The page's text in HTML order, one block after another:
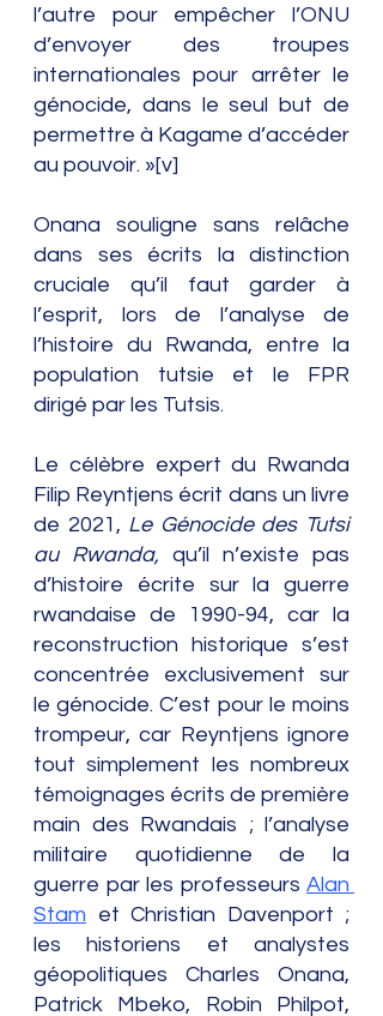
l’autre pour empêcher l’ONU
d’envoyer des troupes
internationales pour arrêter le
génocide, dans le seul but de
permettre à Kagame d’accéder
au pouvoir. »[v]
Onana souligne sans relâche
dans ses écrits la distinction
cruciale qu’il faut garder à
l’esprit, lors de l’analyse de
l’histoire du Rwanda, entre la
population tutsie et le FPR
dirigé par les Tutsis.
Le célèbre expert du Rwanda
Filip Reyntjens écrit dans un livre
de 2021, Le Génocide des Tutsi
au Rwanda, qu’il n’existe pas
d’histoire écrite sur la guerre
rwandaise de 1990-94, car la
reconstruction historique s’est
concentrée exclusivement sur
le génocide. C’est pour le moins
trompeur, car Reyntjens ignore
tout simplement les nombreux
témoignages écrits de première
main des Rwandais ; l’analyse
militaire quotidienne de la
guerre par les professeurs Alan
Stam et Christian Davenport ;
les historiens et analystes
géopolitiques Charles Onana,
Patrick Mbeko, Robin Philpot,